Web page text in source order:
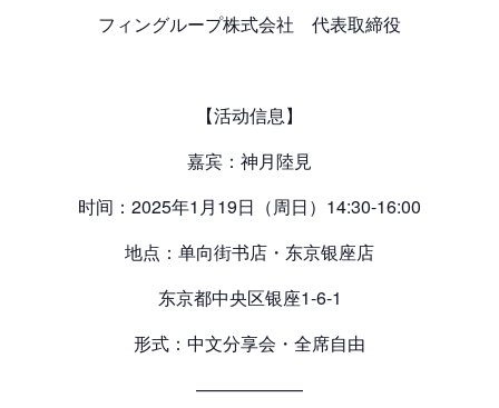
フィングループ株式会社 代表取締役
【活动信息】
嘉宾：神月陸見
时间：2025年1月19日（周日）14:30-16:00
地点：单向街书店・东京银座店
东京都中央区银座1-6-1
形式：中文分享会・全席自由
——————